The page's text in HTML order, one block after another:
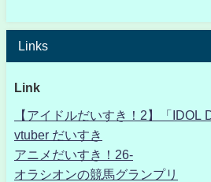
Links
Link
【アイドルだいすき！2】「IDOL
vtuber だいすき
アニメだいすき！26-
オラシオンの競馬グランプリ